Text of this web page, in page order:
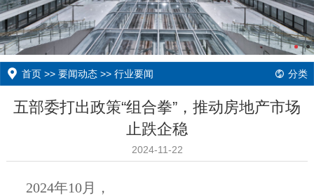
首页 >>要闻动态 >>行业要闻 分类
五部委打出政策“组合拳”，推动房地产市场
止跌企稳
2024-11-22
2024年10月，